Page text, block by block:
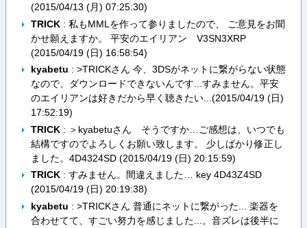
(2015/04/13 (月) 07:25:30)
TRICK: 私もMMLを作って参りましたので、 ご意見をお聞
かせ願えますか。 平安のエイリアン V3SN3XRP
(2015/04/19 (日) 16:58:54)
kyabetu : >TRICKさん 今、3DSがネットに繋がらない状態
なので、ダウンロードできないんです...すみません。平安
のエイリアンは好きだから早く聴きたい...(2015/04/19 (日)
17:52:19)
TRICK: ＞kyabetuさん そうですか…ご感想は、いつでも
結構ですのでよろしくお願い致します。 少しばかり修正し
ました。4D4324SD (2015/04/19 (日) 20:15:59)
TRICK: すみません。間違えました… key 4D43Z4SD
(2015/04/19 (日) 20:19:38)
kyabetu : >TRICKさん 普通にネットに繋がった... 楽器を
合わせてて、すごい努力を感じました...。音ズレは後半に